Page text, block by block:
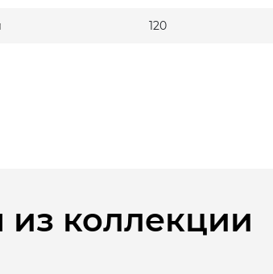
120
из коллекции